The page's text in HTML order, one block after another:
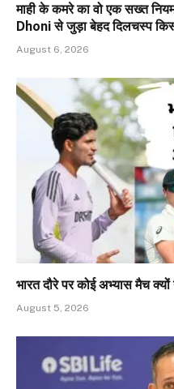
माही के कमरे का वो एक सख्त
Dhoni से जुड़ा बेहद दिलचस्प
August 6, 2026
भारत दौरे पर कोई अभ्यास मैच
August 5, 2026